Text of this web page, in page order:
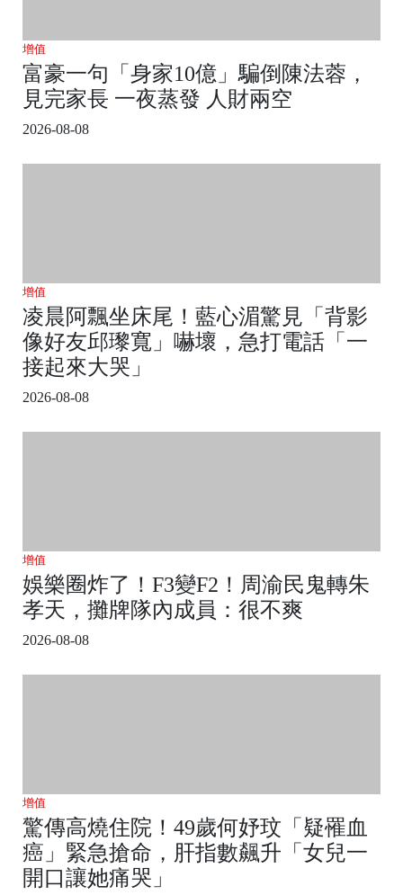
增值
富豪一句「身家10億」騙倒陳法蓉，
見完家長 一夜蒸發 人財兩空
2026-08-08
增值
凌晨阿飄坐床尾！藍心湄驚見「背影
像好友邱瓈寬」嚇壞，急打電話「一
接起來大哭」
2026-08-08
增值
娛樂圈炸了！F3變F2！周渝民鬼轉朱
孝天，攤牌隊內成員：很不爽
2026-08-08
增值
驚傳高燒住院！49歲何妤玟「疑罹血
癌」緊急搶命，肝指數飆升「女兒一
開口讓她痛哭」